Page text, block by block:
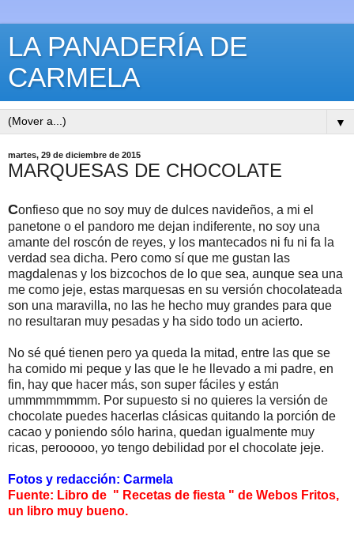
LA PANADERÍA DE
CARMELA
▼
martes, 29 de diciembre de 2015
MARQUESAS DE CHOCOLATE
Confieso que no soy muy de dulces navideños, a mi el
panetone o el pandoro me dejan indiferente, no soy una
amante del roscón de reyes, y los mantecados ni fu ni fa la
verdad sea dicha. Pero como sí que me gustan las
magdalenas y los bizcochos de lo que sea, aunque sea una
me como jeje, estas marquesas en su versión chocolateada
son una maravilla, no las he hecho muy grandes para que
no resultaran muy pesadas y ha sido todo un acierto.
No sé qué tienen pero ya queda la mitad, entre las que se
ha comido mi peque y las que le he llevado a mi padre, en
fin, hay que hacer más, son super fáciles y están
ummmmmmmm. Por supuesto si no quieres la versión de
chocolate puedes hacerlas clásicas quitando la porción de
cacao y poniendo sólo harina, quedan igualmente muy
ricas, perooooo, yo tengo debilidad por el chocolate jeje.
Fotos y redacción: Carmela
Fuente: Libro de " Recetas de fiesta " de Webos Fritos,
un libro muy bueno.